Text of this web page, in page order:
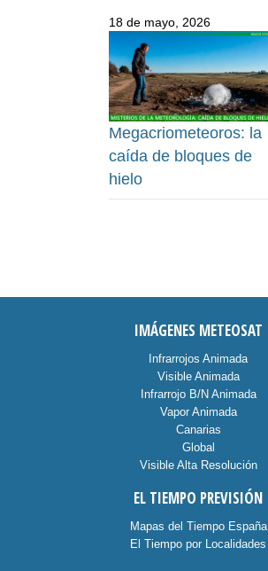
18 de mayo, 2026
Megacriometeoros: la
caída de bloques de
hielo
IMÁGENES METEOSAT
Infrarrojos Animada
Visible Animada
Infrarrojo B/N Animada
Vapor Animada
Canarias
Global
Visible Alta Resolución
EL TIEMPO PREVISIÓN
Mapas del Tiempo España
El Tiempo por Localidades